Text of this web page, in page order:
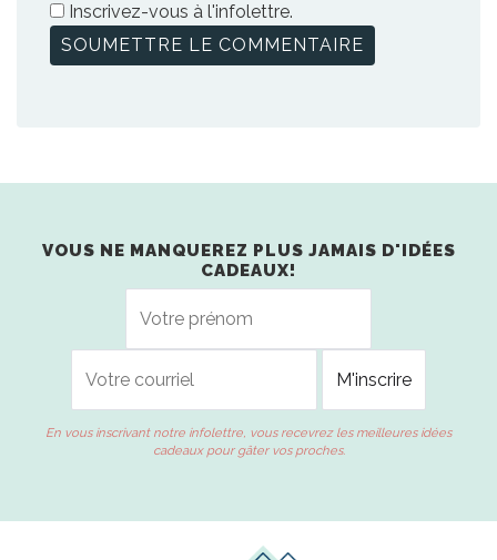
Inscrivez-vous à l'infolettre.
VOUS NE MANQUEREZ PLUS JAMAIS D'IDÉES
CADEAUX!
En vous inscrivant notre infolettre, vous recevrez les meilleures idées
cadeaux pour gâter vos proches.